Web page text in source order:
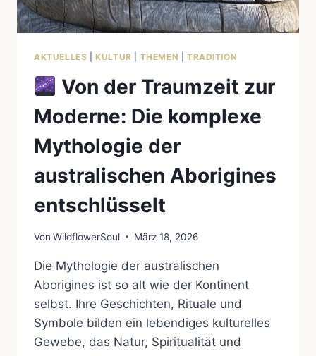
AKTUELLES |KULTUR THEMEN TRADITION
Von der Traumzeit zur
Moderne: Die komplexe
Mythologie der
australischen Aborigines
entschlüsselt
Von WildflowerSoul März 18, 2026
Die Mythologie der australischen
Aborigines ist so alt wie der Kontinent
selbst. Ihre Geschichten, Rituale und
Symbole bilden ein lebendiges kulturelles
Gewebe, das Natur, Spiritualität und